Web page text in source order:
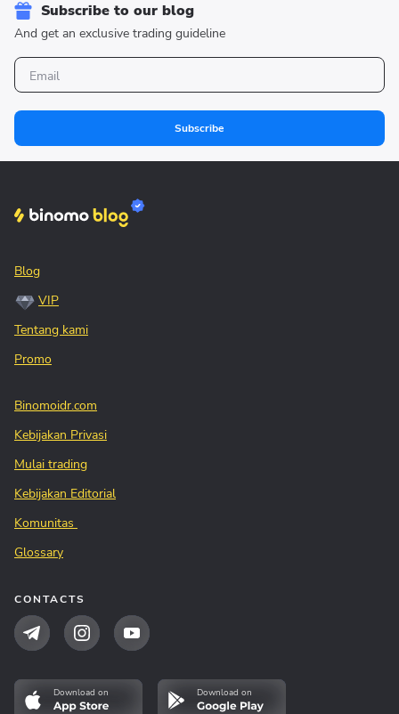
Subscribe to our blog
And get an exclusive trading guideline
Subscribe
Blog
VIP
Tentang kami
Promo
Binomoidr.com
Kebijakan Privasi
Mulai trading
Kebijakan Editorial
Komunitas
Glossary
CONTACTS
Download on Download on